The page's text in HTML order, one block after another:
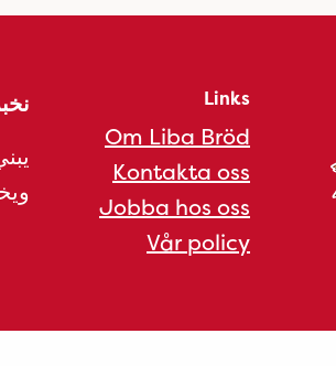
Links
Om Liba Bröd
Kontakta oss
Jobba hos oss
Vår policy